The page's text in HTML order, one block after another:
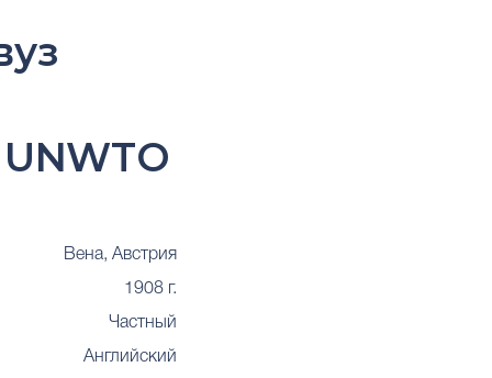
Вена, Австрия
1908 г.
Частный
Английский